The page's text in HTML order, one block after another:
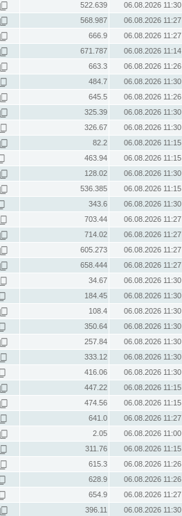
522.639
06.08.2026 11:30
568.987
06.08.2026 11:27
666.9
06.08.2026 11:27
671.787
06.08.2026 11:14
663.3
06.08.2026 11:26
484.7
06.08.2026 11:30
645.5
06.08.2026 11:26
325.39
06.08.2026 11:30
326.67
06.08.2026 11:30
82.2
06.08.2026 11:15
463.94
06.08.2026 11:15
128.02
06.08.2026 11:30
536.385
06.08.2026 11:15
343.6
06.08.2026 11:30
703.44
06.08.2026 11:27
714.02
06.08.2026 11:27
605.273
06.08.2026 11:27
658.444
06.08.2026 11:27
34.67
06.08.2026 11:30
184.45
06.08.2026 11:30
108.4
06.08.2026 11:30
350.64
06.08.2026 11:30
257.84
06.08.2026 11:30
333.12
06.08.2026 11:30
416.06
06.08.2026 11:30
447.22
06.08.2026 11:15
474.56
06.08.2026 11:15
641.0
06.08.2026 11:27
2.05
06.08.2026 11:00
311.76
06.08.2026 11:15
615.3
06.08.2026 11:26
628.9
06.08.2026 11:26
654.9
06.08.2026 11:27
396.11 06.08.2026 11:30